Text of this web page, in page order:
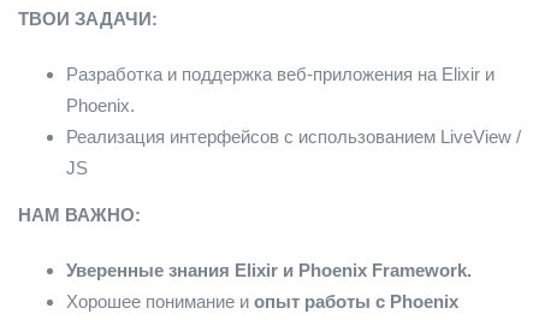
ТВОИ ЗАДАЧИ:
Разработка и поддержка веб-приложения на Elixir и
Phoenix.
Реализация интерфейсов с использованием LiveView /
JS
НАМ ВАЖНО:
Уверенные знания Elixir и Phoenix Framework.
Хорошее понимание и опыт работы с Phoenix